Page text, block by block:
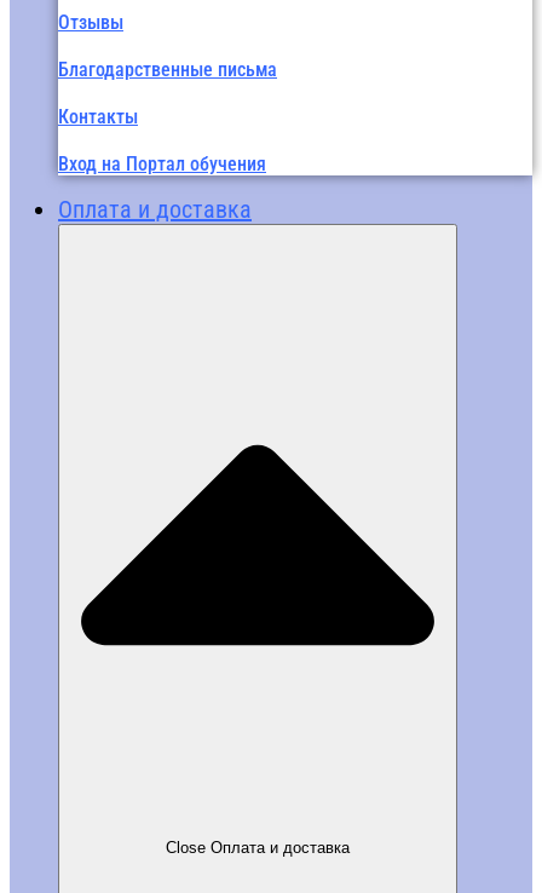
Отзывы
Благодарственные письма
Контакты
Вход на Портал обучения
Оплата и доставка
Close Оплата и доставка